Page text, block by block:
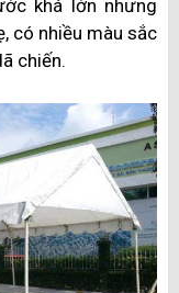
khá lớn nhưng
có nhiều màu sắc
chiến.